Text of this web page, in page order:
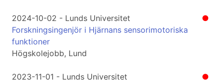
●
2024-10-02 - Lunds Universitet
Forskningsingenjör i Hjärnans sensorimotoriska
funktioner
Högskolejobb, Lund
●
2023-11-01 - Lunds Universitet